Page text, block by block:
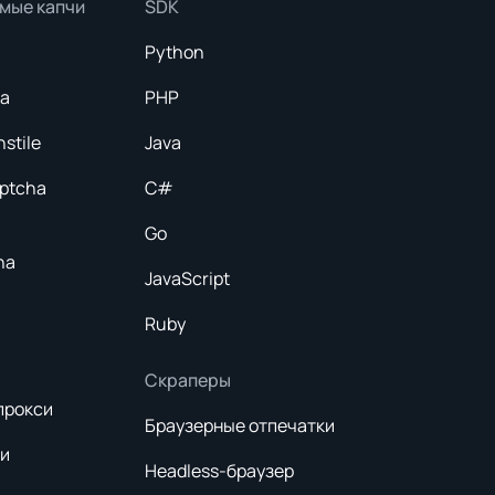
капчи
SDK
Python
PHP
Java
C#
Go
JavaScript
Ruby
Скраперы
Браузерные отпечатки
Headless-браузер